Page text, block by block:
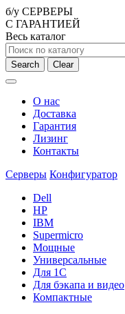
б/у СЕРВЕРЫ
С ГАРАНТИЕЙ
Весь каталог
Search Clear
О нас
Доставка
Гарантия
Лизинг
Контакты
Серверы Конфигуратор
Dell
HP
IBM
Supermicro
Мощные
Универсальные
Для 1С
Для бэкапа и видео
Компактные